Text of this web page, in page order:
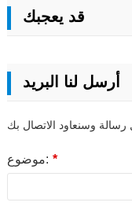
قد يعجبك
أرسل لنا البريد
موضوع: *